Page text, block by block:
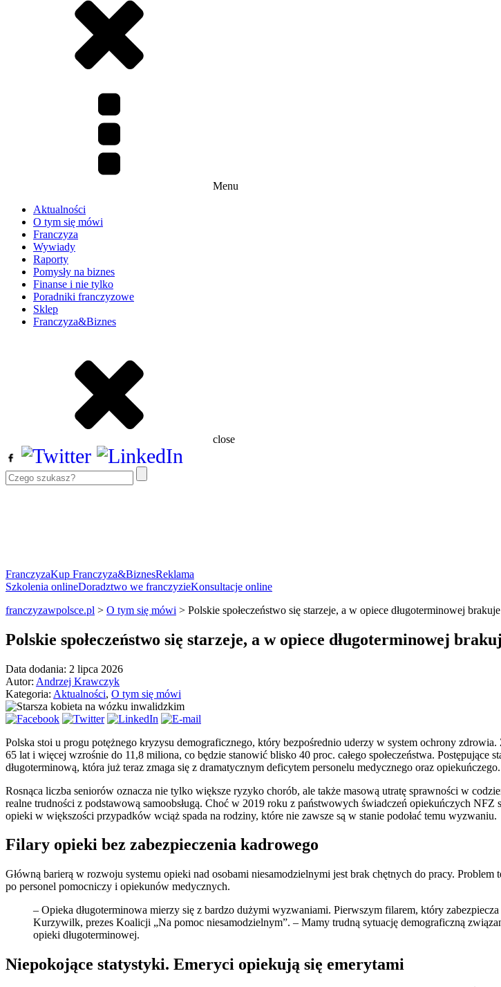
Menu
Aktualności
O tym się mówi
Franczyza
Wywiady
Raporty
Pomysły na biznes
Finanse i nie tylko
Poradniki franczyzowe
Sklep
Franczyza&Biznes
close
FranczyzaKup Franczyza&BiznesReklama
Szkolenia onlineDoradztwo we franczyzieKonsultacje online
franczyzawpolsce.pl > O tym się mówi > Polskie społeczeństwo się starzeje, a w opiece długoterminowej
Polskie społeczeństwo się starzeje, a w opiece długoterminowej
Data dodania: 2 lipca 2026
Autor: Andrzej Krawczyk
Kategoria: Aktualności, O tym się mówi
Polska stoi u progu potężnego kryzysu demograficznego, który bezpośrednio uderzy w system ochrony
65 lat i więcej wzrośnie do 11,8 miliona, co będzie stanowić blisko 40 proc. całego społeczeństwa. Postępujące
długoterminową, która już teraz zmaga się z dramatycznym deficytem personelu medycznego oraz opiekuńczego.
Rosnąca liczba seniorów oznacza nie tylko większe ryzyko chorób, ale także masową utratę sprawności w
realne trudności z podstawową samoobsługą. Choć w 2019 roku z państwowych świadczeń opiekuńczych
opieki w większości przypadków wciąż spada na rodziny, które nie zawsze są w stanie podołać temu wyzwaniu.
Filary opieki bez zabezpieczenia kadrowego
Główną barierą w rozwoju systemu opieki nad osobami niesamodzielnymi jest brak chętnych do pracy.
po personel pomocniczy i opiekunów medycznych.
– Opieka długoterminowa mierzy się z bardzo dużymi wyzwaniami. Pierwszym filarem, który
Kurzywilk, prezes Koalicji „Na pomoc niesamodzielnym”. – Mamy trudną sytuację demograficzną
opieki długoterminowej.
Niepokojące statystyki. Emeryci opiekują się emerytami